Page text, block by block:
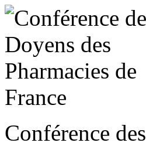
Conférence des